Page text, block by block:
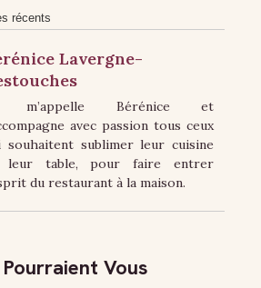
récents
Lavergne-
m’appelle Bérénice et
avec passion tous ceux
souhaitent sublimer leur cuisine
table, pour faire entrer
du restaurant à la maison.
Vous